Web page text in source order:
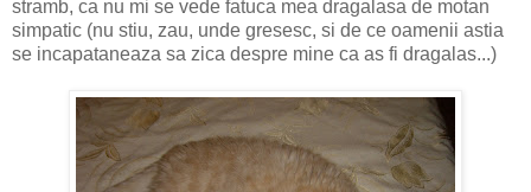
stramb, ca nu mi se vede fatuca mea dragalasa de motan
simpatic (nu stiu, zau, unde gresesc, si de ce oamenii astia
se incapataneaza sa zica despre mine ca as fi dragalas...)